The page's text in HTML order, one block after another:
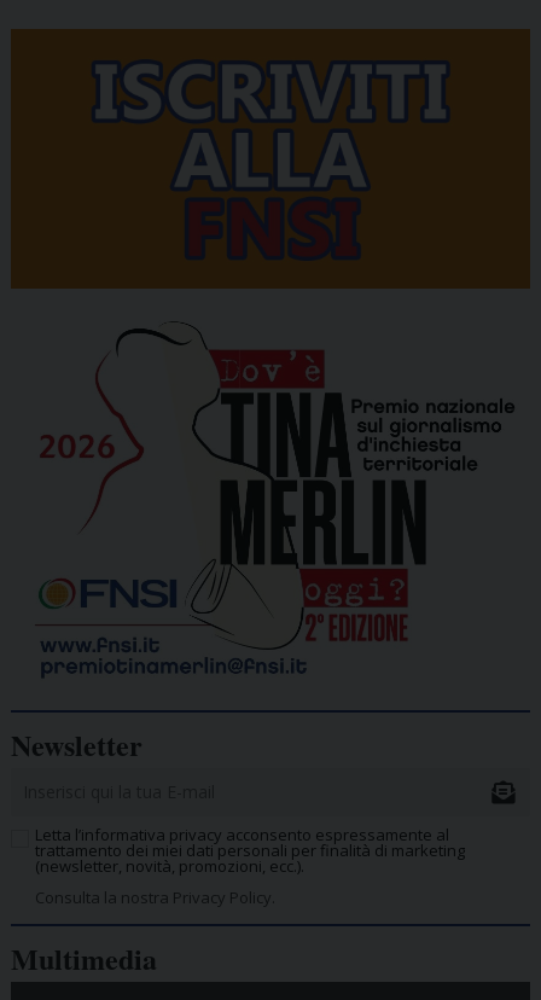
Newsletter
Letta l’informativa privacy acconsento espressamente al
trattamento dei miei dati personali per finalità di marketing
(newsletter, novità, promozioni, ecc.).
Consulta la nostra Privacy Policy.
Multimedia